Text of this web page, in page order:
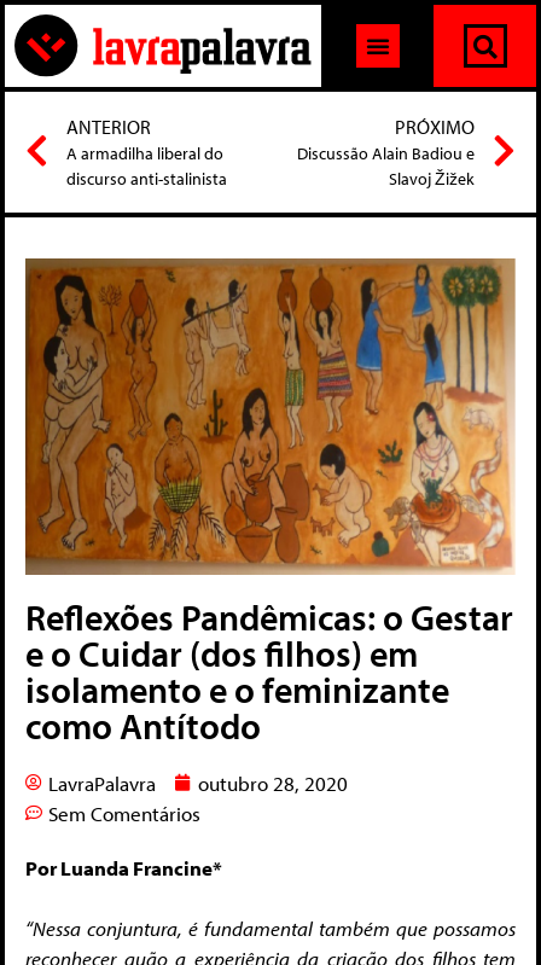
ANTERIOR
A armadilha liberal do
discurso anti-stalinista
PRÓXIMO
Discussão Alain Badiou e
Slavoj Žižek
Reflexões Pandêmicas: o Gestar
e o Cuidar (dos filhos) em
isolamento e o feminizante
como Antítodo
LavraPalavra
outubro 28, 2020
Sem Comentários
Por Luanda Francine*
“Nessa conjuntura, é fundamental também que possamos
reconhecer quão a experiência da criação dos filhos tem